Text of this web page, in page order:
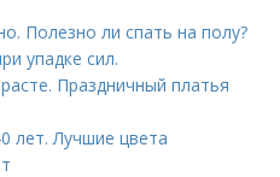
Полезно ли спать на полу?
упадке сил.
Праздничный платья
лет. Лучшие цвета